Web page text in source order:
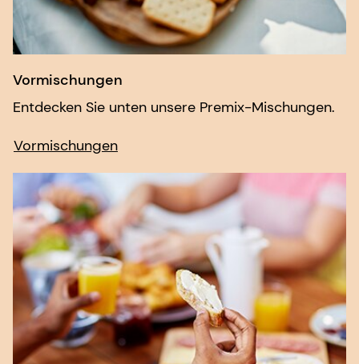
Vormischungen
Entdecken Sie unten unsere Premix-Mischungen.
Vormischungen